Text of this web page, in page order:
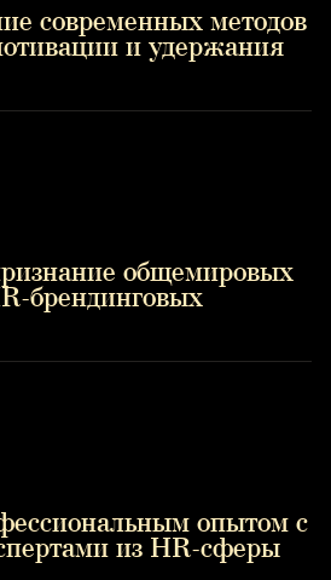
современных методов
и удержания
общемировых
брендинговых
опытом с
из HR-сферы